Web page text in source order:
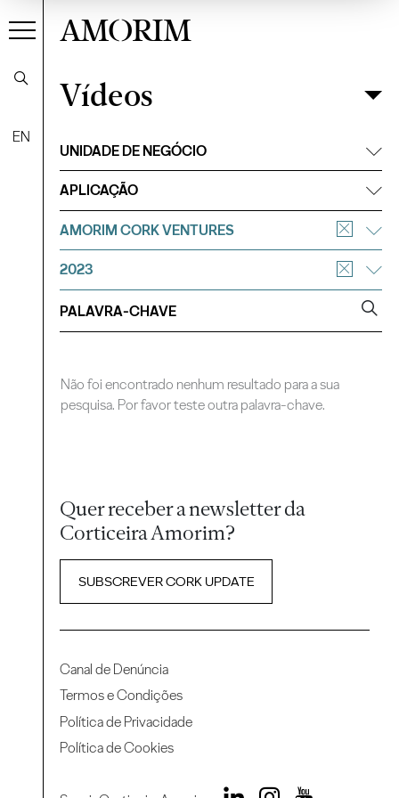
EN
AMORIM
VídeosFiltrar
Vídeos
UNIDADE DE NEGÓCIO
APLICAÇÃO
AMORIM CORK VENTURES
2023
Não foi encontrado nenhum resultado para a sua
pesquisa. Por favor teste outra palavra-chave.
Quer receber a newsletter da
Corticeira Amorim?
SUBSCREVER CORK UPDATE
Canal de Denúncia
Termos e Condições
Política de Privacidade
Política de Cookies